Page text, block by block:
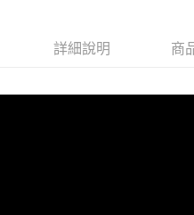
時審查核予不同之上限額度；若仍
恩沛科技股份有限公司將有權停止
詳細說明 商